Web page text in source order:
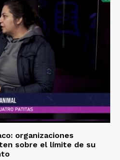
organizaciones
sobre el límite de su